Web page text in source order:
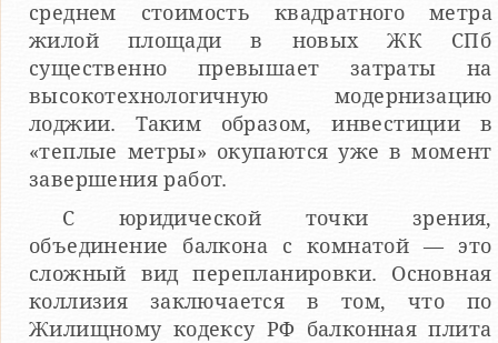
среднем стоимость квадратного метра
жилой площади в новых ЖК СПб
существенно превышает затраты на
высокотехнологичную модернизацию
лоджии. Таким образом, инвестиции в
«теплые метры» окупаются уже в момент
завершения работ.
С юридической точки зрения,
объединение балкона с комнатой — это
сложный вид перепланировки. Основная
коллизия заключается в том, что по
Жилищному кодексу РФ балконная плита